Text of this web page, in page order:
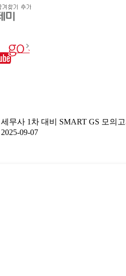
세무사 1차 대비 SMART GS 모의
2025-09-07